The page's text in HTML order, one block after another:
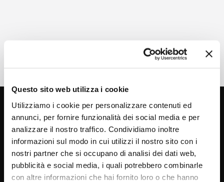
Questo sito web utilizza i cookie
Utilizziamo i cookie per personalizzare contenuti ed
annunci, per fornire funzionalità dei social media e per
analizzare il nostro traffico. Condividiamo inoltre
informazioni sul modo in cui utilizzi il nostro sito con i
nostri partner che si occupano di analisi dei dati web,
pubblicità e social media, i quali potrebbero combinarle
con altre informazioni che hai fornito loro o che hanno
Via C. Rolando 111, Gozzano (NO) 28024